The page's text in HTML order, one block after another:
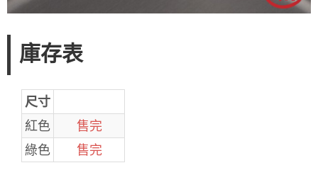
庫存表
尺寸
紅色
售完
綠色
售完